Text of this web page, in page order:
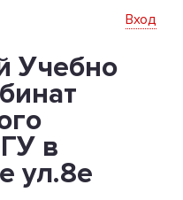
Вход
Учебно
в
ул.8е